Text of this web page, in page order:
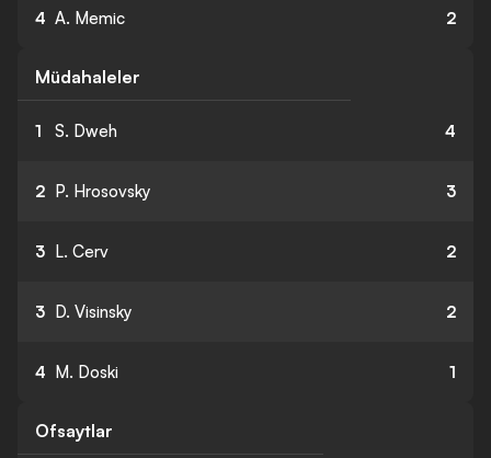
4 A. Memic 2
Müdahaleler
1 S. Dweh 4
2 P. Hrosovsky 3
3 L. Cerv 2
3 D. Visinsky 2
4 M. Doski 1
Ofsaytlar